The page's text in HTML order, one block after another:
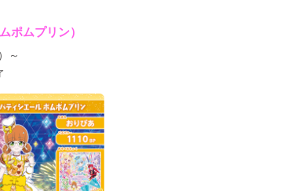
ポムプリン）
～